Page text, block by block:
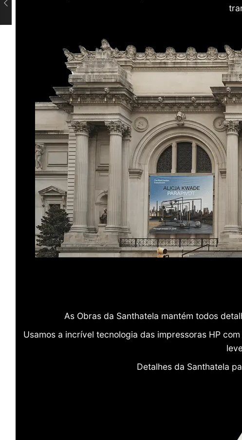
As Obras da Santhatela mantém todos
Usamos a incrível tecnologia das impressoras HP
Detalhes da Santhatela